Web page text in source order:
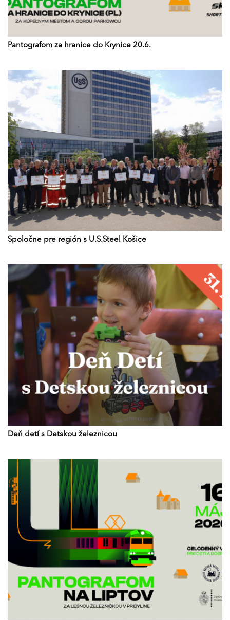
Pantografom za hranice do Krynice 20.6.
Spoločne pre región s U.S.Steel Košice
Deň detí s Detskou železnicou